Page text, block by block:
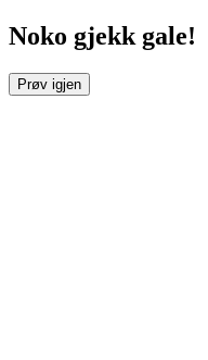
Noko gjekk gale!
Prøv igjen